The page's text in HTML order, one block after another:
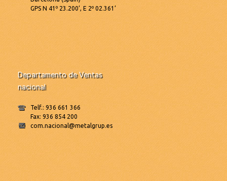
GPS N 41º 23.200’, E 2º 02.361’
Departamento de Ventas
nacional
Telf.: 936 661 366
Fax: 936 854 200
com.nacional@metalgrup.es